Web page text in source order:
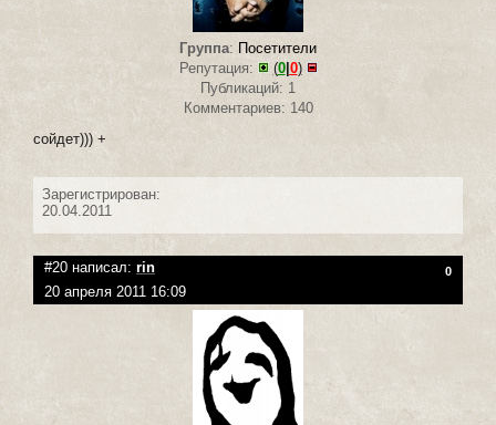
Группа: Посетители
Репутация:
(0| 0)
Публикаций: 1
Комментариев: 140
сойдет))) +
Зарегистрирован:
20.04.2011
#20 написал: rin 0
20 апреля 2011 16:09